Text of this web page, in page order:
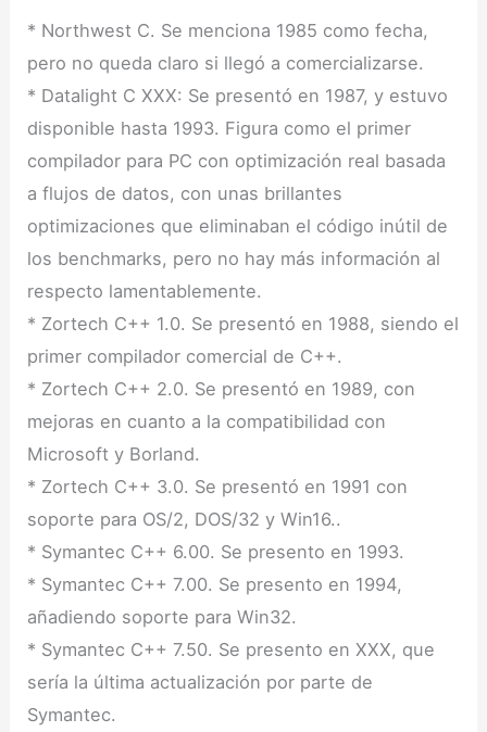
* Northwest C. Se menciona 1985 como fecha,
pero no queda claro si llegó a comercializarse.
* Datalight C XXX: Se presentó en 1987, y estuvo
disponible hasta 1993. Figura como el primer
compilador para PC con optimización real basada
a flujos de datos, con unas brillantes
optimizaciones que eliminaban el código inútil de
los benchmarks, pero no hay más información al
respecto lamentablemente.
* Zortech C++ 1.0. Se presentó en 1988, siendo el
primer compilador comercial de C++.
* Zortech C++ 2.0. Se presentó en 1989, con
mejoras en cuanto a la compatibilidad con
Microsoft y Borland.
* Zortech C++ 3.0. Se presentó en 1991 con
soporte para OS/2, DOS/32 y Win16..
* Symantec C++ 6.00. Se presento en 1993.
* Symantec C++ 7.00. Se presento en 1994,
añadiendo soporte para Win32.
* Symantec C++ 7.50. Se presento en XXX, que
sería la última actualización por parte de
Symantec.